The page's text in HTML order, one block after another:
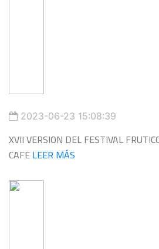
2023-06-23 15:08:39
XVII VERSION DEL FESTIVAL
CAFELEER MÁS